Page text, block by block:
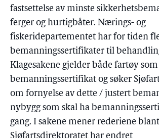
fastsettelse av minste
ferger og hurtigbåter. Nærings- og
fiskeridepartementet har for tiden
bemanningssertifikater til
Klagesakene gjelder både fartøy
bemanningssertifikat og søker
om fornyelse av dette / justert
nybygg som skal ha
gang. I sakene mener rederiene